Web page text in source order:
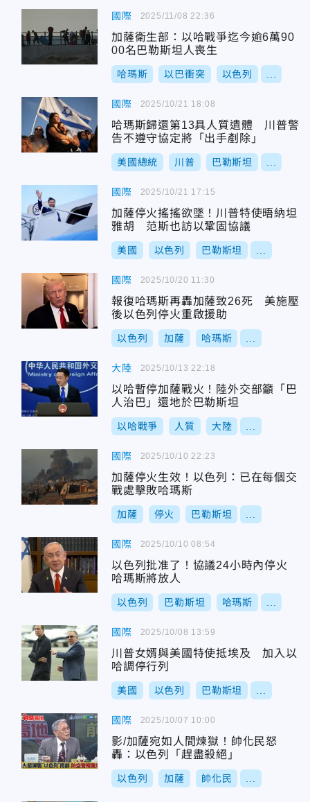
國際
加薩衛生部：以哈戰爭迄今逾6萬90
00名巴勒斯坦人喪生
哈瑪斯 以巴衝突 以色列
2025/11/08 22:36
國際
哈瑪斯歸還第13具人質遺體 川普警
告不遵守協定將「出手剷除」
美國總統 川普 巴勒斯坦
2025/10/21 18:08
國際
加薩停火搖搖欲墜！川普特使晤納坦
雅胡 范斯也訪以鞏固協議
美國 以色列 巴勒斯坦
2025/10/21 17:15
國際
報復哈瑪斯再轟加薩致26死 美施壓
後以色列停火重啟援助
以色列 加薩 哈瑪斯
2025/10/20 11:30
大陸
以哈暫停加薩戰火！陸外交部籲「巴
人治巴」還地於巴勒斯坦
以哈戰爭 人質 大陸
2025/10/13 22:18
國際
加薩停火生效！以色列：已在每個交
戰處擊敗哈瑪斯
加薩 停火 巴勒斯坦
2025/10/10 22:23
國際
以色列批准了！協議24小時內停火
哈瑪斯將放人
以色列 巴勒斯坦 哈瑪斯
2025/10/10 08:54
國際
川普女婿與美國特使抵埃及 加入以
哈調停行列
美國 以色列 巴勒斯坦
2025/10/08 13:59
國際
影/加薩宛如人間煉獄！帥化民怒
轟：以色列「趕盡殺絕」
以色列 加薩 帥化民
2025/10/07 10:00